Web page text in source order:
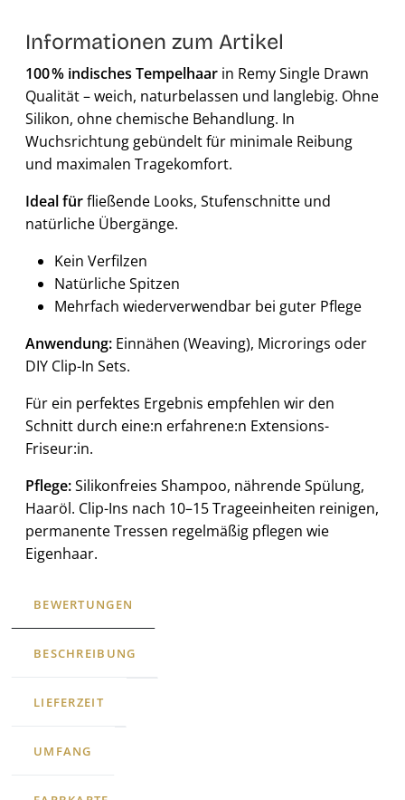
Informationen zum Artikel
100 % indisches Tempelhaar in Remy Single Drawn
Qualität – weich, naturbelassen und langlebig. Ohne
Silikon, ohne chemische Behandlung. In
Wuchsrichtung gebündelt für minimale Reibung
und maximalen Tragekomfort.
Ideal fürfließende Looks, Stufenschnitte und
natürliche Übergänge.
Kein Verfilzen
Natürliche Spitzen
Mehrfach wiederverwendbar bei guter Pflege
Anwendung: Einnähen (Weaving), Microrings oder
DIY Clip-In Sets.
Für ein perfektes Ergebnis empfehlen wir den
Schnitt durch eine:n erfahrene:n Extensions-
Friseur:in.
Pflege:Silikonfreies Shampoo, nährende Spülung,
Haaröl. Clip-Ins nach 10–15 Trageeinheiten reinigen,
permanente Tressen regelmäßig pflegen wie
Eigenhaar.
BEWERTUNGEN
BESCHREIBUNG
LIEFERZEIT
UMFANG